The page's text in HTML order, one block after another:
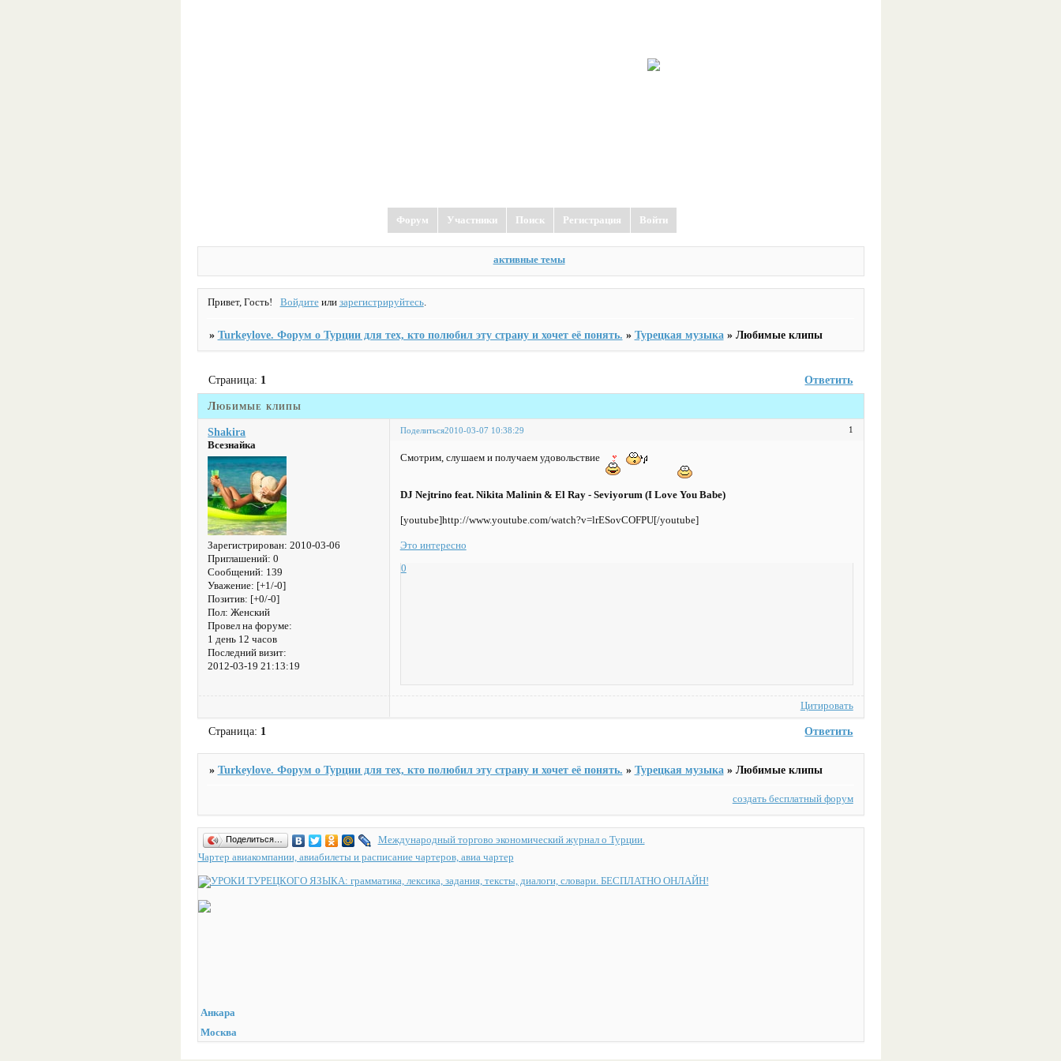
Форум Участники Поиск Регистрация Войти
активные темы
Привет, Гость! Войдитеили зарегистрируйтесь.
» Turkeylove. Форум о Турции для тех, кто полюбил эту страну и хочет её понять. » Турецкая музыка » Любимые клипы
Любимые клипы
Страница: 1 Ответить
Поделиться 1
2010-03-07 10:38:29
Shakira
Всезнайка
Зарегистрирован: 2010-03-06
Приглашений: 0
Сообщений: 139
Уважение: [+1/-0]
Позитив: [+0/-0]
Пол: Женский
Провел на форуме:
1 день 12 часов
Последний визит:
2012-03-19 21:13:19
Смотрим, слушаем и получаем удовольствие
DJ Nejtrino feat. Nikita Malinin & El Ray - Seviyorum (I Love You Babe)
[youtube]http://www.youtube.com/watch?v=lrESovCOFPU[/youtube]
Это интересно
0
Цитировать
Ответить
Страница: 1
» Turkeylove. Форум о Турции для тех, кто полюбил эту страну и хочет её понять. » Турецкая музыка » Любимые клипы
создать бесплатный форум
Поделиться…
Международный торгово экономический журнал о Турции.
Чартер авиакомпании, авиабилеты и расписание чартеров, авиа чартер
Анкара
Москва